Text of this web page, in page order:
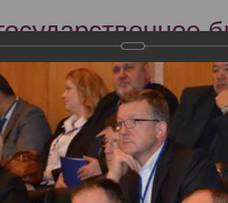
судебно-
Экспертиза